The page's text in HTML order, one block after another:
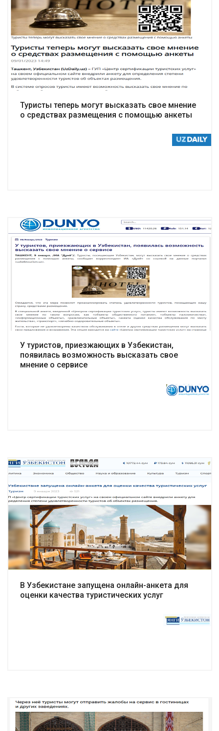
Подробнее
Туристы теперь могут высказать свое мнение
о средствах размещения с помощью анкеты
Подробнее
У туристов, приезжающих в Узбекистан,
появилась возможность высказать свое
мнение о сервисе
Подробнее
В Узбекистане запущена онлайн-анкета для
оценки качества туристических услуг